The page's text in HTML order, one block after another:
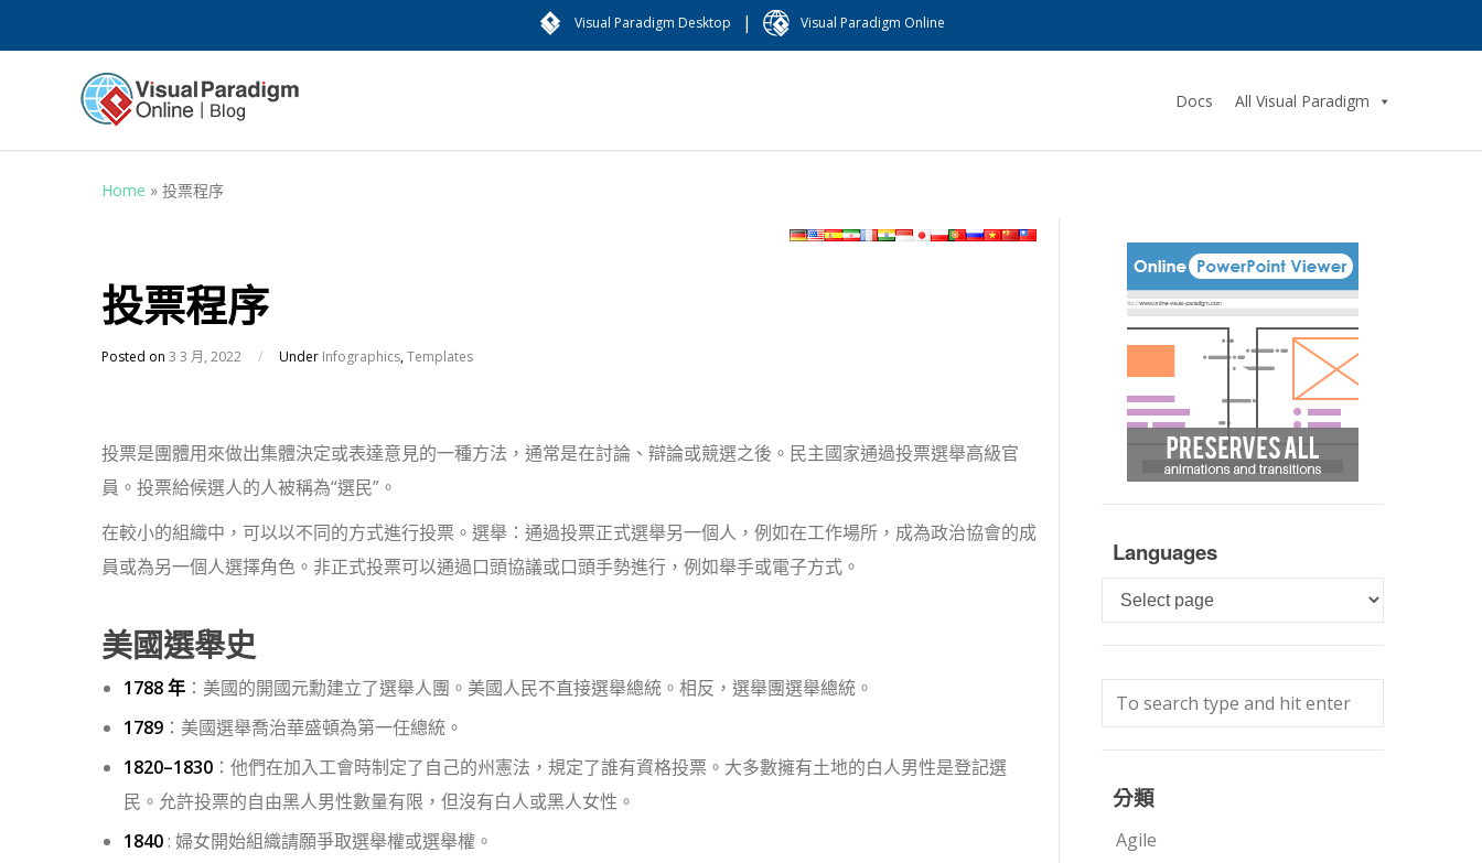
Visual Paradigm Desktop | Visual Paradigm Online
Docs All Visual Paradigm
Home » 投票程序
投票程序
Posted on 3 3 月, 2022 / Under Infographics,Templates
投票是團體用來做出集體決定或表達意見的一種方法，通常是在討論、辯論或競選之後。 民主國家通過投票選舉高級官
員。投票給候選人的人被稱為“選民”。
在較小的組織中，可以以不同的方式進行投票。選舉：通過投票正式選舉另一個人，例如在工作場所，成為政治協會的成
員或為另一個人選擇角色。非正式投票可以通過口頭協議或口頭手勢進行，例如舉手或電子方式。
美國選舉史
1788 年 ：美國的開國元勳建立了選舉人團。美國人民不直接選舉總統。相反，選舉團選舉總統。
1789 ：美國選舉喬治華盛頓為第一任總統。
1820–1830 ：他們在加入工會時制定了自己的州憲法，規定了誰有資格投票。大多數擁有土地的白人男性是登記選
民。允許投票的自由黑人男性數量有限，但沒有白人或黑人女性。
1840: 婦女開始組織請願爭取選舉權或選舉權。
Languages
Languages
分類
Agile